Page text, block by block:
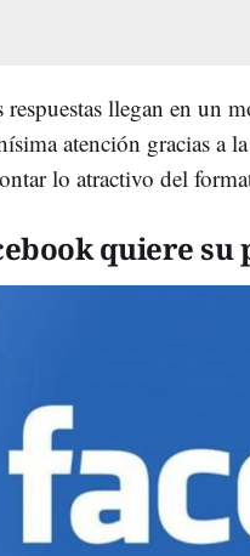
respuestas llegan en un
atención gracias a
lo atractivo del
quiere su